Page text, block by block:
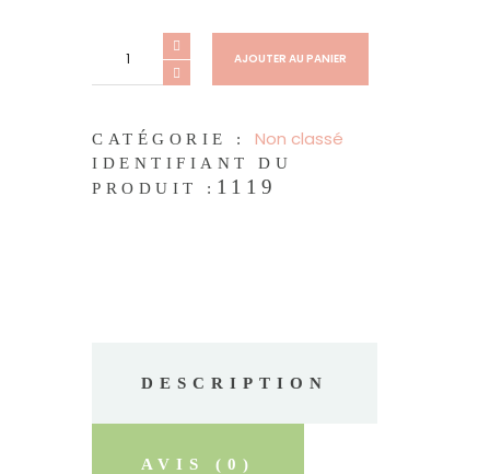
Coton AJOUTER AU PANIER
CATÉGORIE : Non classé
IDENTIFIANT DU
PRODUIT : 1119
DESCRIPTION
AVIS (0)